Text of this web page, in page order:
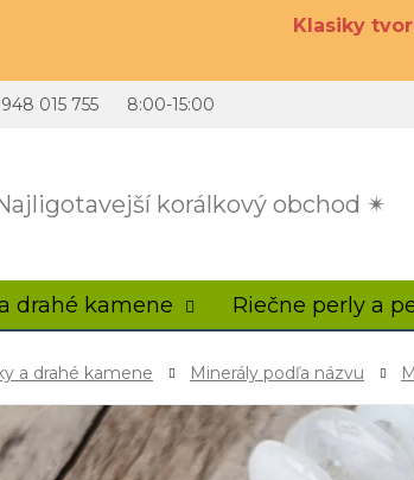
Klasiky
korálkový obchod ✴
015 755 8:00-15:00
drahé kamene Riečne perly a
a drahé kamene Minerály podľa názvu